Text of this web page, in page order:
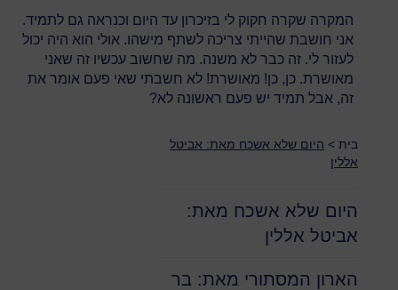
המקרה שקרה חקוק לי בזיכרון עד היום וכנראה גם לתמיד.
אני חושבת שהייתי צריכה לשתף מישהו. אולי הוא היה יכול
לעזור לי. זה כבר לא משנה. מה שחשוב עכשיו זה שאני
מאושרת. כן, כן! מאושרת! לא חשבתי שאי פעם אומר את
זה, אבל תמיד יש פעם ראשונה לא?
בית > היום שלא אשכח מאת: אביטל
אללין
היום שלא אשכח מאת:
אביטל אללין
הארון המסתורי מאת: בר